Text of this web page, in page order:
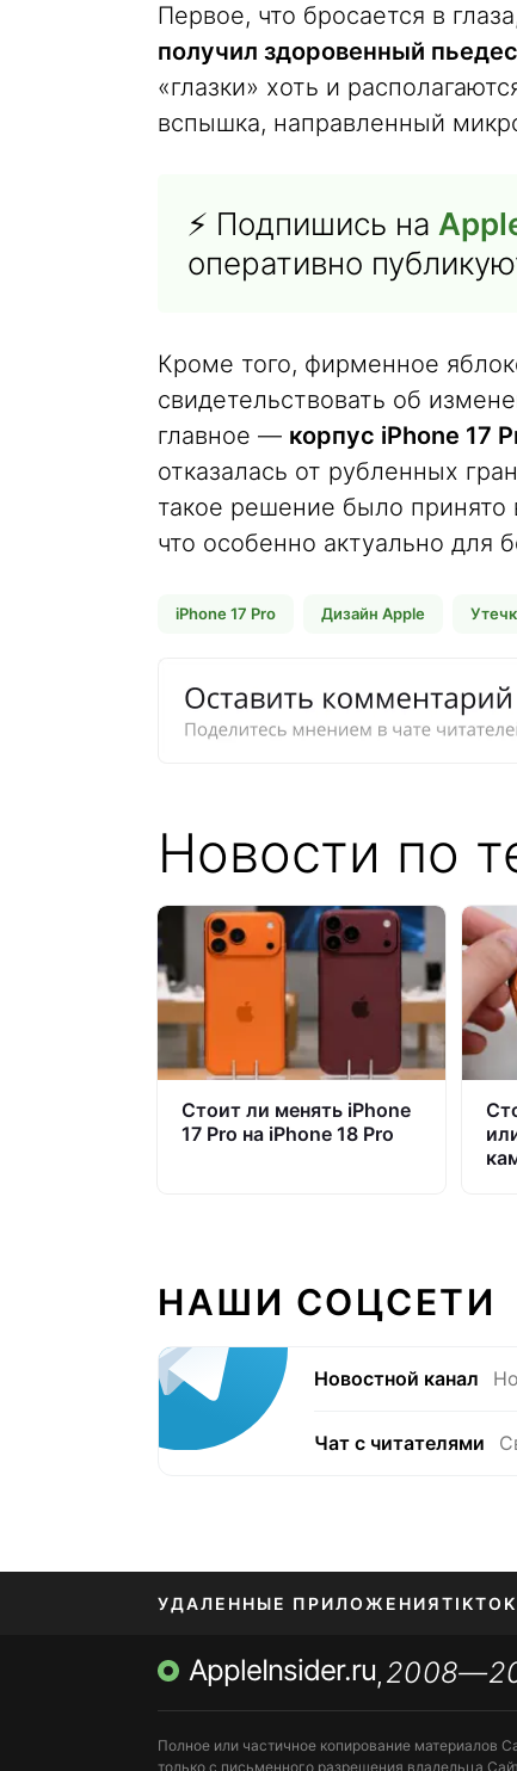
Первое, что бросается в
получил здоровенный
«глазки» хоть и
вспышка, направленный
⚡ Подпишись на
оперативно
Кроме того, фирменное
свидетельствовать об
главное — корпус iPhone 17
отказалась от рубленных
такое решение было принято
что особенно актуально для
iPhone 17 Pro Дизайн Apple
Новости по
Стоит ли менять iPhone
17 Pro на iPhone 18 Pro
НАШИ СОЦСЕТИ
Новостной канал
Чат с читателями
УДАЛЕННЫЕ ПРИЛОЖЕНИЯ
МЕССЕНДЖЕРЫ KAKAOTALK, B…
AppleInsider.ru,
Полное или частичное копирование материалов
только с письменного разрешения владельца